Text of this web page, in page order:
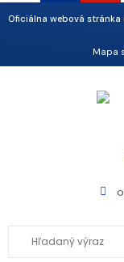
Oficiálna webová stránka
Mapa